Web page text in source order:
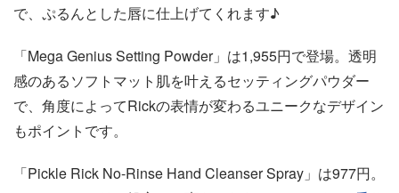
で、ぷるんとした唇に仕上げてくれます♪
「Mega Genius Setting Powder」は1,955円で登場。透明
感のあるソフトマット肌を叶えるセッティングパウダー
で、角度によってRickの表情が変わるユニークなデザイン
もポイントです。
「Pickle Rick No-Rinse Hand Cleanser Spray」は977円。